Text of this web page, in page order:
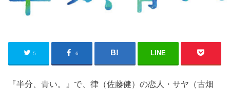
5 6 LINE
『半分、青い。』で、律（佐藤健）の恋人・サヤ（古畑